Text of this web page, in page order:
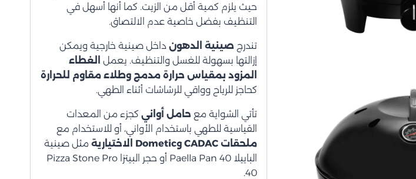
حيث يلزم كمية أقل من الزيت. كما أنها أسهل في
التنظيف بفضل خاصية عدم الالتصاق.
تندرج صينية الدهونداخل صينية خارجية ويمكن
إزالتها بسهولة للغسل والتنظيف. يعمل
الغطاء
المزود بمقياس حرارة مدمج وطلاء مقاوم للحرارة
كحاجز للرياح وواقي للرشاشات أثناء الطهي.
تأتي الشواية مع حامل أوانيكجزء من المعدات
القياسية للطهي باستخدام الأواني، أو للاستخدام مع
ملحقات CADAC وDometic الاختيارية
مثل صينية
الباييلا Paella Pan 40 أو حجر البيتزا Pizza Stone Pro
40.